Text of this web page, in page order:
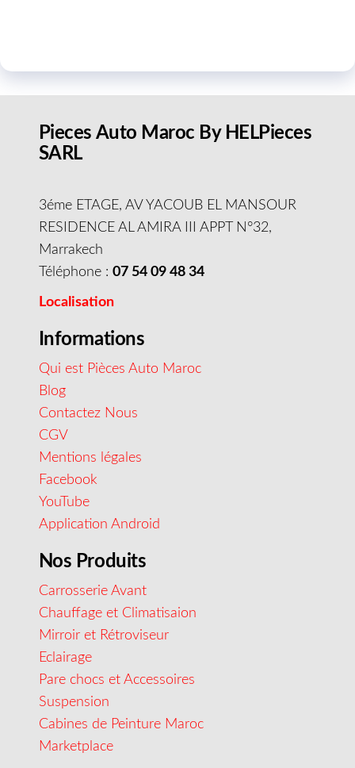
Pieces Auto Maroc By HELPieces
SARL
3éme ETAGE, AV YACOUB EL MANSOUR
RESIDENCE AL AMIRA III APPT N°32,
Marrakech
Téléphone : 07 54 09 48 34
Localisation
Informations
Qui est Pièces Auto Maroc
Blog
Contactez Nous
CGV
Mentions légales
Facebook
YouTube
Application Android
Nos Produits
Carrosserie Avant
Chauffage et Climatisaion
Mirroir et Rétroviseur
Eclairage
Pare chocs et Accessoires
Suspension
Cabines de Peinture Maroc
Marketplace